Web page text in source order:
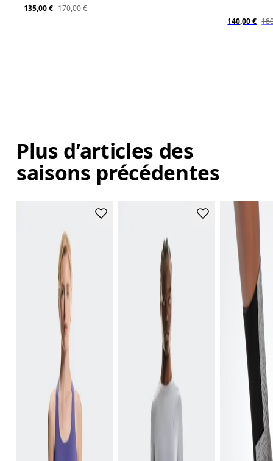
135,00 € 170,00 €
140,00 €
Plus d’articles des
saisons précédentes